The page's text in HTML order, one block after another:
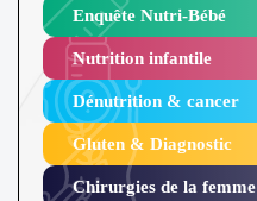
Enquête Nutri-Bébé ​
Nutrition infantile
Dénutrition & cancer
Gluten & Diagnostic
Chirurgies de la femme